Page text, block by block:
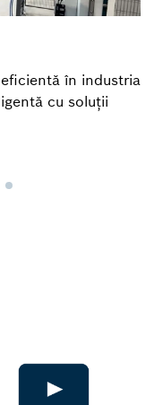
în industria
cu soluții